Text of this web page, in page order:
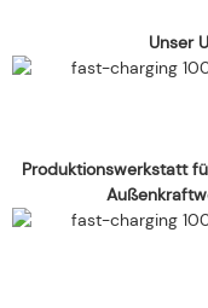
Unser
Produktionswerkstatt